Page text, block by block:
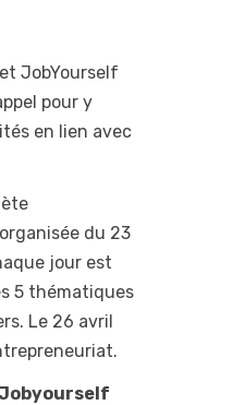
JobYourself
pour y
en lien avec
du 23
jour est
5 thématiques
Le 26 avril